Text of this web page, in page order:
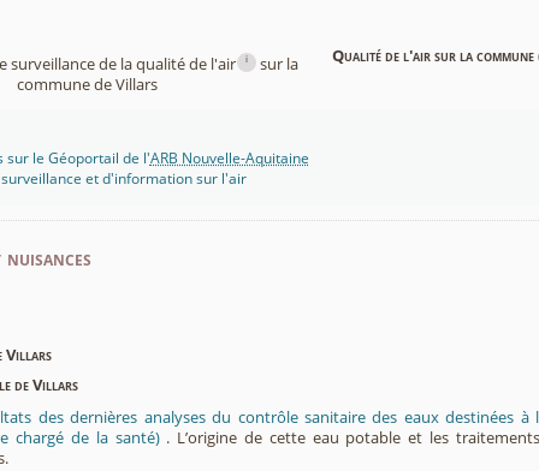
surveillance de la qualité de l'air i
sur la
commune de Villars
Qualité de l'air sur la commune
sur le Géoportail de l'ARB Nouvelle-Aquitaine
surveillance et d'information sur l'air
Villars
de Villars
des dernières analyses du contrôle sanitaire des eaux destinées
chargé de la santé) . L’origine de cette eau potable et les